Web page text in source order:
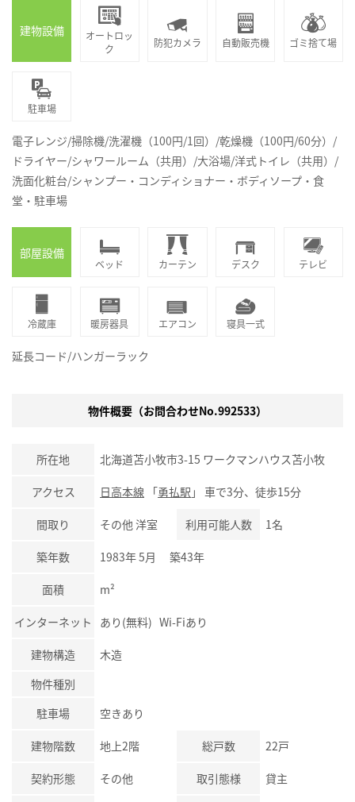
建物設備
オートロッ
ク
防犯カメラ 自動販売機 ゴミ捨て場
駐車場
電子レンジ/掃除機/洗濯機（100円/1回）/乾燥機（100円/60分）/
ドライヤー/シャワールーム（共用）/大浴場/洋式トイレ（共用）/
洗面化粧台/シャンプー・コンディショナー・ボディソープ・食
堂・駐車場
部屋設備
ベッド カーテン デスク テレビ
冷蔵庫 暖房器具 エアコン 寝具一式
延長コード/ハンガーラック
物件概要（お問合わせNo.992533）
所在地 北海道苫小牧市3-15 ワークマンハウス苫小牧
アクセス 日高本線 「勇払駅 」 車で3分、徒歩15分
間取り その他 洋室 利用可能人数 1名
築年数 1983年 5月 築43年
面積 m²
インターネット あり(無料) Wi-Fiあり
建物構造
木造
物件種別
駐車場
空きあり
建物階数 地上2階 総戸数 22戸
契約形態 その他 取引態様 貸主